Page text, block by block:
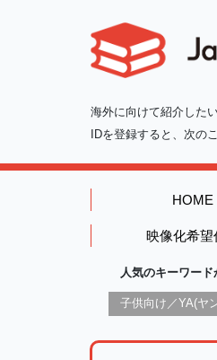
海外に向けて紹介した
IDを登録すると、次の
HOME
映像化希望
人気のキーワー